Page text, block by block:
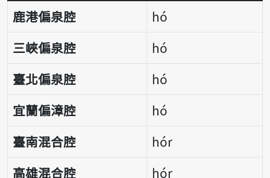
語音差異表
鹿港偏泉腔
hó
三峽偏泉腔
hó
臺北偏泉腔
hó
宜蘭偏漳腔
hó
臺南混合腔
hór
高雄混合腔
hór